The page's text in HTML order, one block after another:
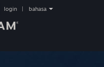
login bahasa